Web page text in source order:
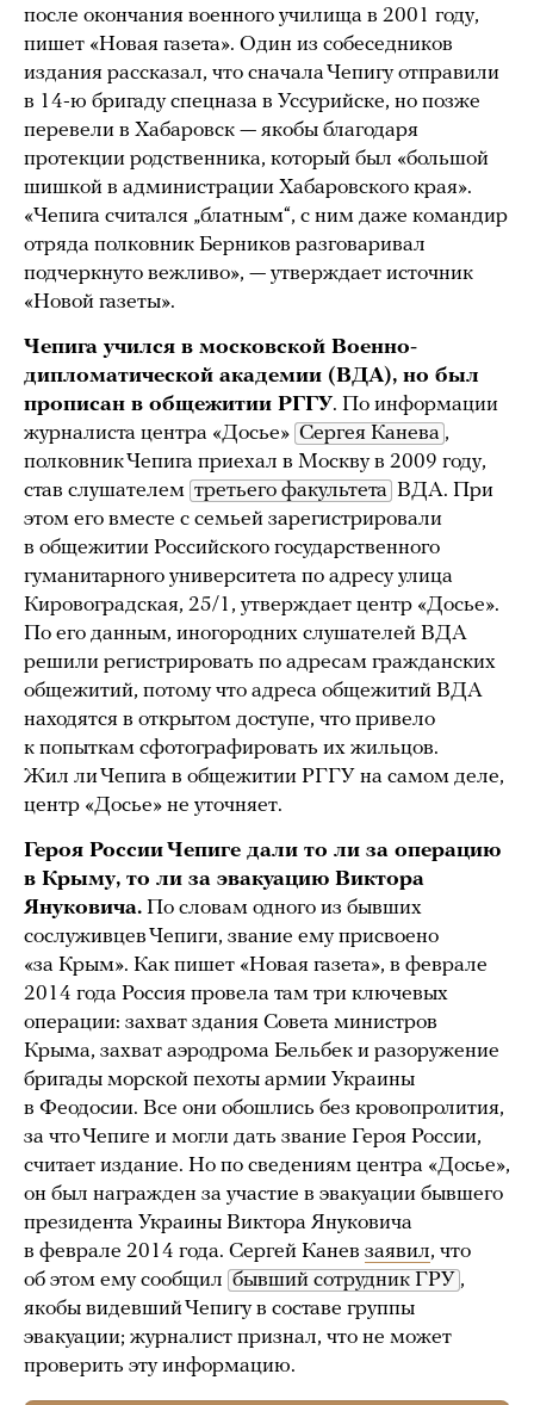
после окончания военного училища в 2001 году,
пишет «Новая газета». Один из собеседников
издания рассказал, что сначала Чепигу отправили
в 14-ю бригаду спецназа в Уссурийске, но позже
перевели в Хабаровск — якобы благодаря
протекции родственника, который был «большой
шишкой в администрации Хабаровского края».
«Чепига считался „блатным“, с ним даже командир
отряда полковник Берников разговаривал
подчеркнуто вежливо», — утверждает источник
«Новой газеты».
Чепига учился в московской Военно-
дипломатической академии (ВДА), но был
прописан в общежитии РГГУ. По информации
журналиста центра «Досье» Сергея Канева ,
полковник Чепига приехал в Москву в 2009 году,
став слушателем третьего факультета ВДА. При
этом его вместе с семьей зарегистрировали
в общежитии Российского государственного
гуманитарного университета по адресу улица
Кировоградская, 25/1, утверждает центр «Досье».
По его данным, иногородних слушателей ВДА
решили регистрировать по адресам гражданских
общежитий, потому что адреса общежитий ВДА
находятся в открытом доступе, что привело
к попыткам сфотографировать их жильцов.
Жил ли Чепига в общежитии РГГУ на самом деле,
центр «Досье» не уточняет.
Героя России Чепиге дали то ли за операцию
в Крыму, то ли за эвакуацию Виктора
Януковича. По словам одного из бывших
сослуживцев Чепиги, звание ему присвоено
«за Крым». Как пишет «Новая газета», в феврале
2014 года Россия провела там три ключевых
операции: захват здания Совета министров
Крыма, захват аэродрома Бельбек и разоружение
бригады морской пехоты армии Украины
в Феодосии. Все они обошлись без кровопролития,
за что Чепиге и могли дать звание Героя России,
считает издание. Но по сведениям центра «Досье»,
он был награжден за участие в эвакуации бывшего
президента Украины Виктора Януковича
в феврале 2014 года. Сергей Канев заявил, что
об этом ему сообщил бывший сотрудник ГРУ ,
якобы видевший Чепигу в составе группы
эвакуации; журналист признал, что не может
проверить эту информацию.